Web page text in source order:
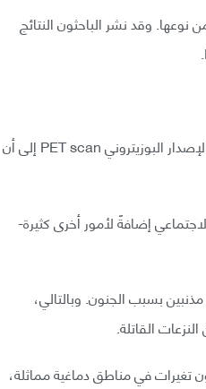
وقد نشر الباحثون النتائج
خلصت الدراسات السابقة التي أُجريت في التسعينيات باستخدام التصوير المقطعي بالإصدار البوزيتروني PET scan إلى أن
إضافةً لأمور أخرى كثيرة-
بسبب الجنون. وبالتالي،
القاتلة.
تغيرات في مناطق دماغية مماثلة،